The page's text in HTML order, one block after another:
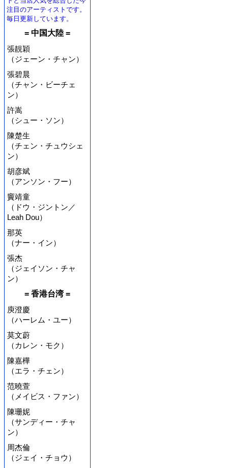
注目のアーティストです。
毎日更新しています。
= 中国大陸 =
張靚穎
（ジェーン・チャン）
張碧晨
（チャン・ビーチェ
ン）
許嵩
（シュー・ソン）
陳楚生
（チェン・チュウシェ
ン）
胡彦斌
（アンソン・フー）
竇靖童
（ドウ・ジントン／
Leah Dou）
那英
（ナー・イン）
張杰
（ジェイソン・チャ
ン）
= 香港台湾 =
庾澄慶
（ハーレム・ユー）
莫文蔚
（カレン・モク）
陳嘉樺
（エラ・チェン）
范曉萱
（メイビス・ファン）
陳珊妮
（サンディー・チャ
ン）
周杰倫
（ジェイ・チョウ）